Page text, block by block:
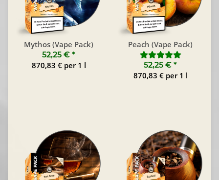
Mythos (Vape Pack)
52,25 € *
870,83 € per 1 l
Peach (Vape Pack)
52,25 € *
870,83 € per 1 l